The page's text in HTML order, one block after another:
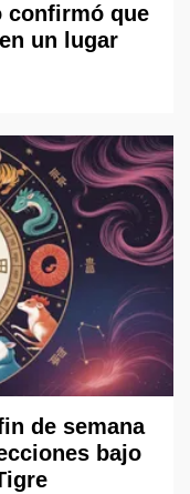
confirmó que
un lugar
de semana
bajo